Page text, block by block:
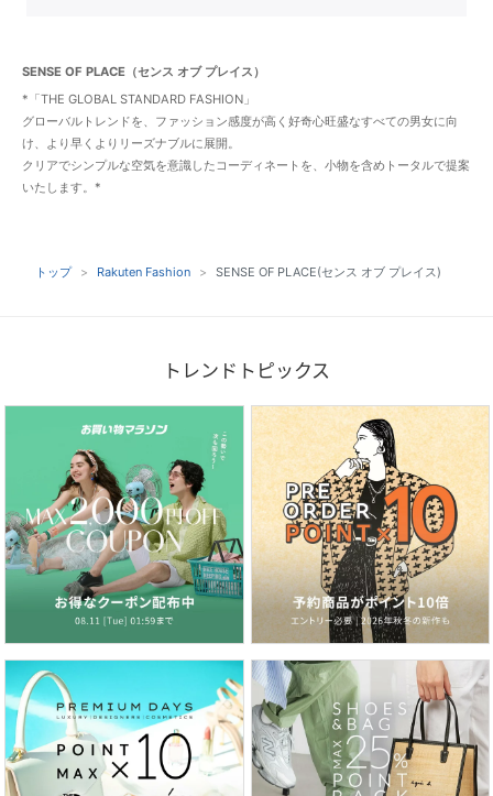
SENSE OF PLACE（センス オブ プレイス）
*「THE GLOBAL STANDARD FASHION」
グローバルトレンドを、ファッション感度が高く好奇心旺盛なすべての男女に向
け、より早くよりリーズナブルに展開。
クリアでシンプルな空気を意識したコーディネートを、小物を含めトータルで提案
いたします。*
トップ Rakuten Fashion SENSE OF PLACE(センス オブ プレイス)
トレンドトピックス